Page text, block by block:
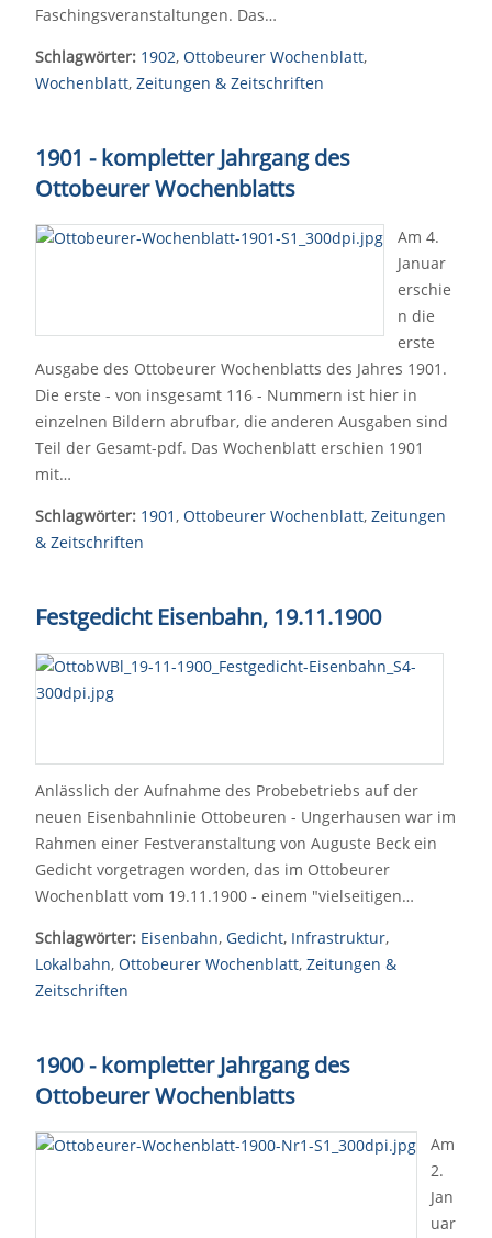
Faschingsveranstaltungen. Das…
Schlagwörter: 1902, Ottobeurer Wochenblatt,
Wochenblatt, Zeitungen & Zeitschriften
1901 - kompletter Jahrgang des
Ottobeurer Wochenblatts
Am 4.
Januar
erschie
n die
erste
Ausgabe des Ottobeurer Wochenblatts des Jahres 1901.
Die erste - von insgesamt 116 - Nummern ist hier in
einzelnen Bildern abrufbar, die anderen Ausgaben sind
Teil der Gesamt-pdf. Das Wochenblatt erschien 1901
mit…
Schlagwörter: 1901, Ottobeurer Wochenblatt, Zeitungen
& Zeitschriften
Festgedicht Eisenbahn, 19.11.1900
Anlässlich der Aufnahme des Probebetriebs auf der
neuen Eisenbahnlinie Ottobeuren - Ungerhausen war im
Rahmen einer Festveranstaltung von Auguste Beck ein
Gedicht vorgetragen worden, das im Ottobeurer
Wochenblatt vom 19.11.1900 - einem "vielseitigen…
Schlagwörter: Eisenbahn, Gedicht, Infrastruktur,
Lokalbahn, Ottobeurer Wochenblatt, Zeitungen &
Zeitschriften
1900 - kompletter Jahrgang des
Ottobeurer Wochenblatts
Am
2.
Jan
uar